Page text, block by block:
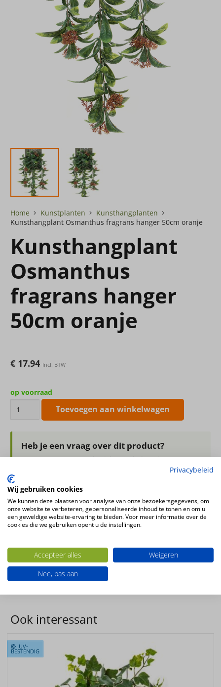
Home Kunstplanten
Kunsthangplanten
Kunsthangplant Osmanthus fragrans hanger 50cm oranje
Kunsthangplant
Osmanthus
fragrans hanger
50cm oranje
€ 17.94 Incl. BTW
op voorraad
Kunsthangplant
Osmanthus
fragrans
hanger
50cm
aantal
Toevoegen aan winkelwagen
Heb je een vraag over dit product?
Stuur ons gerust een bericht. We helpen je graag.
Kunsthangplant Osmanthus fragrans hanger 50cm oranje
Kleur
groen
Productconfiguratie
Ook interessant
UV-
BESTENDIG
Privacybeleid
Wij gebruiken cookies
We kunnen deze plaatsen voor analyse van onze bezoekersgegevens, om
onze website te verbeteren, gepersonaliseerde inhoud te tonen en om u
een geweldige website-ervaring te bieden. Voor meer informatie over de
cookies die we gebruiken opent u de instellingen.
Accepteer alles
Weigeren
Nee, pas aan